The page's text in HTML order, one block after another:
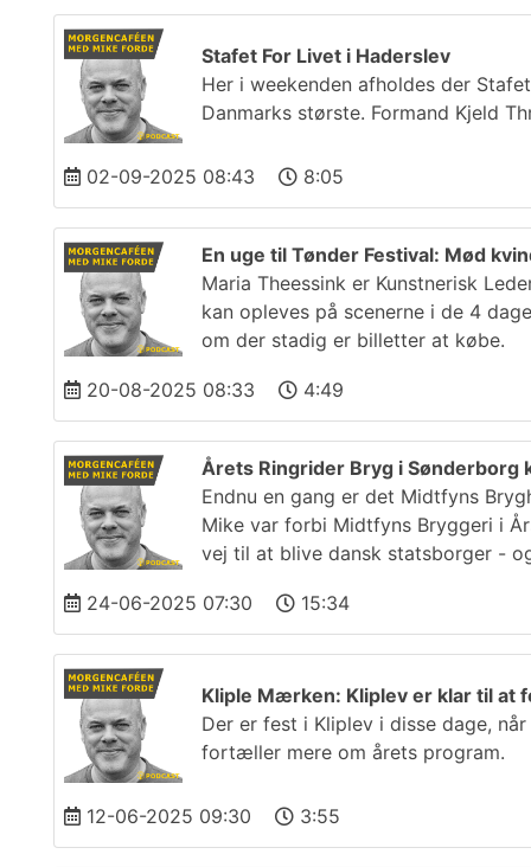
Stafet For Livet i Haderslev
Her i weekenden afholdes der
Danmarks største. Formand Kjeld
02-09-2025 08:43 8:05
En uge til Tønder Festival: Mød
Maria Theessink er Kunstnerisk
kan opleves på scenerne i de 4
om der stadig er billetter at købe.
20-08-2025 08:33 4:49
Årets Ringrider Bryg i Sønderborg
Endnu en gang er det Midtfyns
Mike var forbi Midtfyns Bryggeri i
vej til at blive dansk statsborger -
24-06-2025 07:30 15:34
Kliple Mærken: Kliplev er klar til at
Der er fest i Kliplev i disse dage,
fortæller mere om årets program.
12-06-2025 09:30 3:55